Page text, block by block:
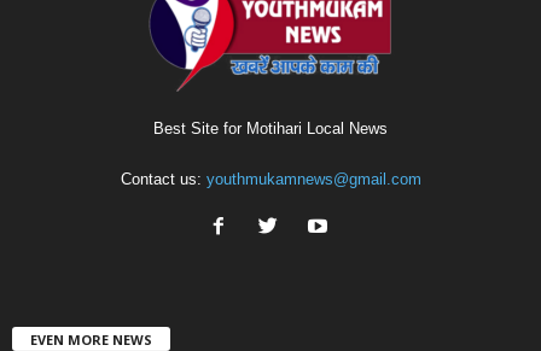
Best Site for Motihari Local News
Contact us: youthmukamnews@gmail.com
EVEN MORE NEWS